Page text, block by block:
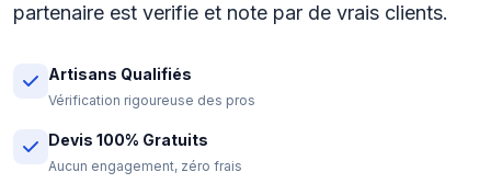
partenaire est verifie et note par de vrais clients.
Artisans Qualifiés
Vérification rigoureuse des pros
Devis 100% Gratuits
Aucun engagement, zéro frais